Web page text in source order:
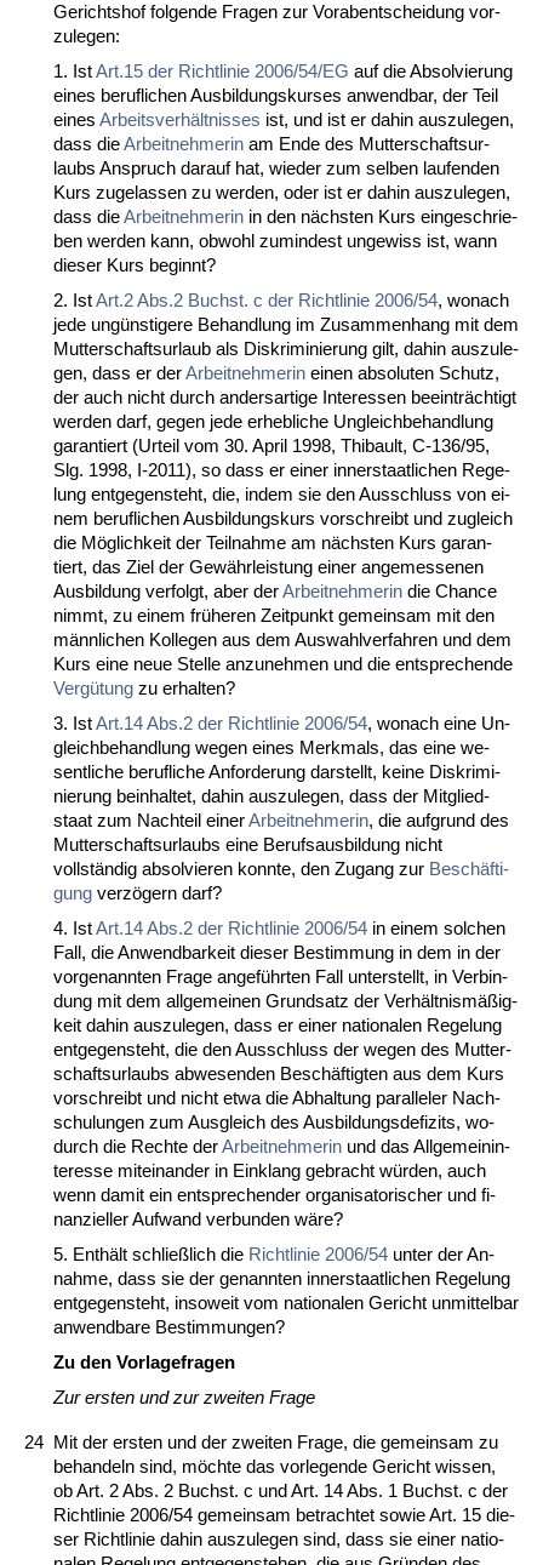
Ge­richts­hof fol­gen­de Fra­gen zur Vor­ab­ent­schei­dung vor­
zu­le­gen:
1. IstArt.15 der Richt­li­nie 2006/54/EG auf die Ab­sol­vie­rung
ei­nes be­ruf­li­chen Aus­bil­dungs­kur­ses an­wend­bar, der Teil
ei­nes Ar­beits­verhält­nis­ses ist, und ist er da­hin aus­zu­le­gen,
dass dieAr­beit­neh­me­rin am En­de des Mut­ter­schafts­ur­
laubs An­spruch dar­auf hat, wie­der zum sel­ben lau­fen­den
Kurs zu­ge­las­sen zu wer­den, oder ist er da­hin aus­zu­le­gen,
dass dieAr­beit­neh­me­rin in den nächs­ten Kurs ein­ge­schrie­
ben wer­den kann, ob­wohl zu­min­dest un­ge­wiss ist, wann
die­ser Kurs be­ginnt?
2. IstArt.2 Abs.2 Buchst. c der Richt­li­nie 2006/54, wo­nach
je­de ungüns­ti­ge­re Be­hand­lung im Zu­sam­men­hang mit dem
Mut­ter­schafts­ur­laub als Dis­kri­mi­nie­rung gilt, da­hin aus­zu­le­
gen, dass er derAr­beit­neh­me­rin ei­nen ab­so­lu­ten Schutz,
der auch nicht durch an­ders­ar­ti­ge In­ter­es­sen be­ein­träch­tigt
wer­den darf, ge­gen je­de er­heb­li­che Un­gleich­be­hand­lung
ga­ran­tiert (Ur­teil vom 30. April 1998, Thi­bault, C-136/95,
Slg. 1998, I-2011), so dass er ei­ner in­ner­staat­li­chen Re­ge­
lung ent­ge­gen­steht, die, in­dem sie den Aus­schluss von ei­
nem be­ruf­li­chen Aus­bil­dungs­kurs vor­schreibt und zu­gleich
die Möglich­keit der Teil­nah­me am nächs­ten Kurs ga­ran­
tiert, das Ziel der Gewähr­leis­tung ei­ner an­ge­mes­se­nen
Aus­bil­dung ver­folgt, aber derAr­beit­neh­me­rin die Chan­ce
nimmt, zu ei­nem frühe­ren Zeit­punkt ge­mein­sam mit den
männ­li­chen Kol­le­gen aus dem Aus­wahl­ver­fah­ren und dem
Kurs ei­ne neue Stel­le an­zu­neh­men und die ent­spre­chen­de
Vergütung zu er­hal­ten?
3. IstArt.14 Abs.2 der Richt­li­nie 2006/54, wo­nach ei­ne Un­
gleich­be­hand­lung we­gen ei­nes Merk­mals, das ei­ne we­
sent­li­che be­ruf­li­che An­for­de­rung dar­stellt, kei­ne Dis­kri­mi­
nie­rung be­inhal­tet, da­hin aus­zu­le­gen, dass der Mit­glied­
staat zum Nach­teil ei­nerAr­beit­neh­me­rin, die auf­grund des
Mut­ter­schafts­ur­laubs ei­ne Be­rufs­aus­bil­dung nicht
vollständig ab­sol­vie­ren konn­te, den Zu­gang zur Beschäfti­
gung verzögern darf?
4. IstArt.14 Abs.2 der Richt­li­nie 2006/54 in ei­nem sol­chen
Fall, die An­wend­bar­keit die­ser Be­stim­mung in dem in der
vor­ge­nann­ten Fra­ge an­geführ­ten Fall un­ter­stellt, in Ver­bin­
dung mit dem all­ge­mei­nen Grund­satz der Verhält­nismäßig­
keit da­hin aus­zu­le­gen, dass er ei­ner na­tio­na­len Re­ge­lung
ent­ge­gen­steht, die den Aus­schluss der we­gen des Mut­ter­
schafts­ur­laubs ab­we­sen­den Beschäftig­ten aus dem Kurs
vor­schreibt und nicht et­wa die Ab­hal­tung par­al­le­ler Nach­
schu­lun­gen zum Aus­gleich des Aus­bil­dungs­de­fi­zits, wo­
durch die Rech­te derAr­beit­neh­me­rin und das All­ge­mein­in­
ter­es­se mit­ein­an­der in Ein­klang ge­bracht würden, auch
wenn da­mit ein ent­spre­chen­der or­ga­ni­sa­to­ri­scher und fi­
nan­zi­el­ler Auf­wand ver­bun­den wäre?
5. Enthält schließlich die Richt­li­nie 2006/54 un­ter der An­
nah­me, dass sie der ge­nann­ten in­ner­staat­li­chen Re­ge­lung
ent­ge­gen­steht, in­so­weit vom na­tio­na­len Ge­richt un­mit­tel­bar
an­wend­ba­re Be­stim­mun­gen?
Zu den Vor­la­ge­fra­gen
Zur ers­ten und zur zwei­ten Fra­ge
24 Mit der ers­ten und der zwei­ten Fra­ge, die ge­mein­sam zu
be­han­deln sind, möch­te das vor­le­gen­de Ge­richt wis­sen,
ob Art. 2 Abs. 2 Buchst. c und Art. 14 Abs. 1 Buchst. c der
Richt­li­nie 2006/54 ge­mein­sam be­trach­tet so­wie Art. 15 die­
ser Richt­li­nie da­hin aus­zu­le­gen sind, dass sie ei­ner na­tio­